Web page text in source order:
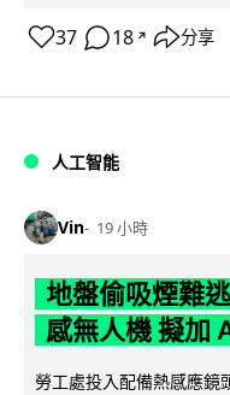
37 18 ↗ 分享
人工智能
Vin 19 小時
地盤偷吸煙難
感無人機 擬加
勞工處投入配備熱感應鏡